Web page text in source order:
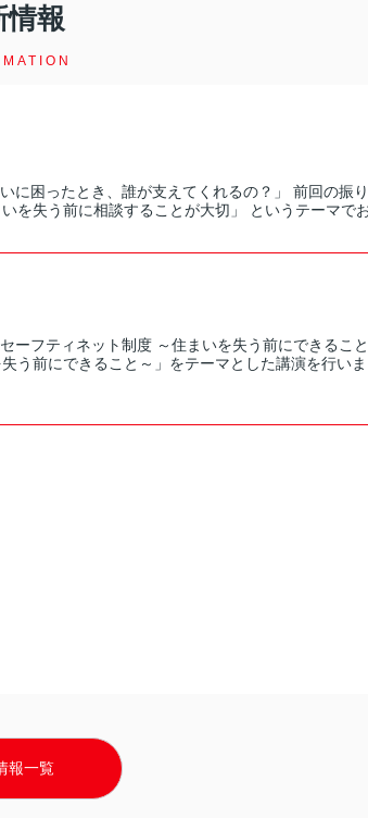
情報
困ったとき、誰が支えてくれるの？」 前回の振
失う前に相談することが大切」 というテーマで
フティネット制度 ～住まいを失う前にできるこ
う前にできること～」をテーマとした講演を行い
報一覧